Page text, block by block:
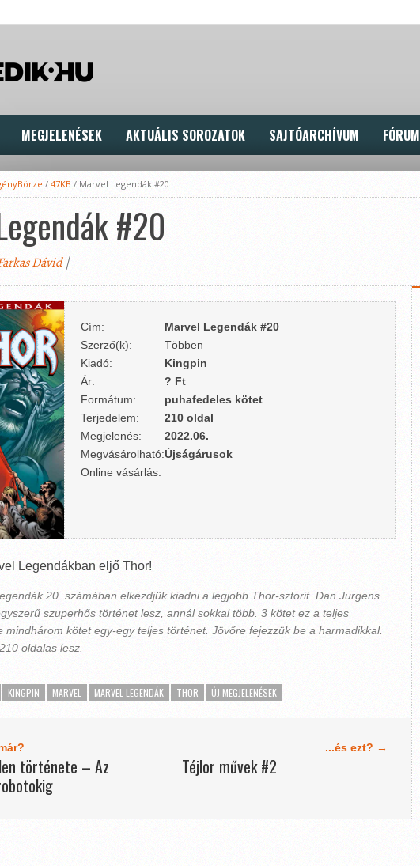
MEGJELENÉSEK AKTUÁLIS SOROZATOK SAJTÓARCHÍVUM FÓRUM
/ 47KB / Marvel Legendák #20
#20
Dávid|
Cím:
Marvel Legendák #20
Szerző(k):
Többen
Kiadó:
Kingpin
Ár:
? Ft
Formátum:
puhafedeles kötet
Terjedelem:
210 oldal
Megjelenés:
2022.06.
Megvásárolható:Újságárusok
Online vásárlás:
Legendákban eljő Thor!
20. számában elkezdjük kiadni a legjobb Thor-sztorit. Dan Jurgens
szuperhős történet lesz, annál sokkal több. 3 kötet ez a teljes
mindhárom kötet egy-egy teljes történet. Jövőre fejezzük be a harmadikkal.
oldalas lesz.
KINGPIN MARVEL MARVEL LEGENDÁK THOR ÚJ MEGJELENÉSEK
története – Az
...és ezt? →
Téjlor művek #2